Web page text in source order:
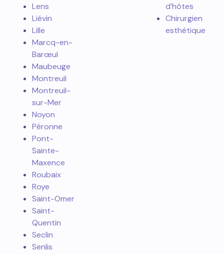
Lens
Liévin
Lille
Marcq-en-
Barœul
Maubeuge
Montreuil
Montreuil-
sur-Mer
Noyon
Péronne
Pont-
Sainte-
Maxence
Roubaix
Roye
Saint-Omer
Saint-
Quentin
Seclin
Senlis
d’hôtes
Chirurgien
esthétique